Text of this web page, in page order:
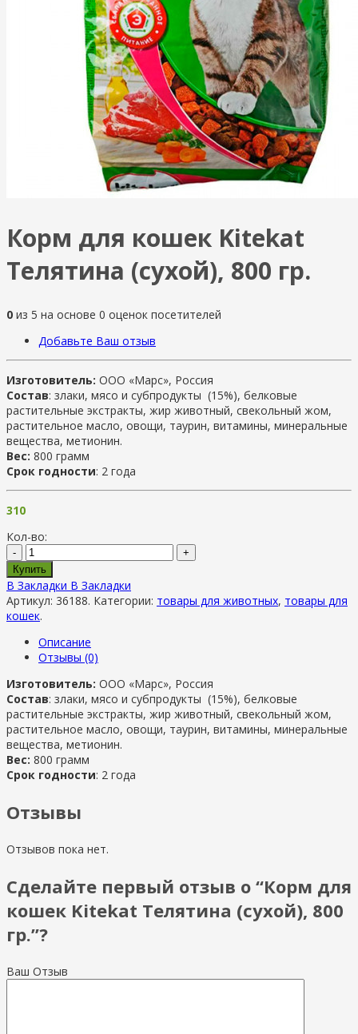
Корм для кошек Kitekat
Телятина (сухой), 800 гр.
0 из 5 на основе 0 оценок посетителей
Добавьте Ваш отзыв
Изготовитель: ООО «Марс», Россия
Состав: злаки, мясо и субпродукты (15%), белковые
растительные экстракты, жир животный, свекольный жом,
растительное масло, овощи, таурин, витамины, минеральные
вещества, метионин.
Вес: 800 грамм
Срок годности: 2 года
310
Кол-во:
-
+
Купить
В Закладки В Закладки
Артикул: 36188. Категории: товары для животных, товары для
кошек.
Описание
Отзывы (0)
Изготовитель: ООО «Марс», Россия
Состав: злаки, мясо и субпродукты (15%), белковые
растительные экстракты, жир животный, свекольный жом,
растительное масло, овощи, таурин, витамины, минеральные
вещества, метионин.
Вес: 800 грамм
Срок годности: 2 года
Отзывы
Отзывов пока нет.
Сделайте первый отзыв о “Корм для
кошек Kitekat Телятина (сухой), 800
гр.”?
Ваш Отзыв